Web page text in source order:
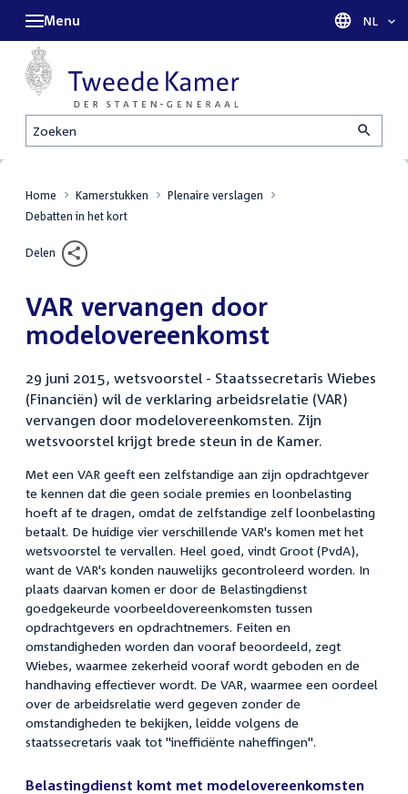
Zoeken
Menu Taal
NL
Home Kamerstukken
Plenaire verslagen
Debatten in het kort
Delen
VAR vervangen door
modelovereenkomst
29 juni 2015, wetsvoorstel - Staatssecretaris Wiebes
(Financiën) wil de verklaring arbeidsrelatie (VAR)
vervangen door modelovereenkomsten. Zijn
wetsvoorstel krijgt brede steun in de Kamer.
Met een VAR geeft een zelfstandige aan zijn opdrachtgever
te kennen dat die geen sociale premies en loonbelasting
hoeft af te dragen, omdat de zelfstandige zelf loonbelasting
betaalt. De huidige vier verschillende VAR's komen met het
wetsvoorstel te vervallen. Heel goed, vindt Groot (PvdA),
want de VAR's konden nauwelijks gecontroleerd worden. In
plaats daarvan komen er door de Belastingdienst
goedgekeurde voorbeeldovereenkomsten tussen
opdrachtgevers en opdrachtnemers. Feiten en
omstandigheden worden dan vooraf beoordeeld, zegt
Wiebes, waarmee zekerheid vooraf wordt geboden en de
handhaving effectiever wordt. De VAR, waarmee een oordeel
over de arbeidsrelatie werd gegeven zonder de
omstandigheden te bekijken, leidde volgens de
staatssecretaris vaak tot "inefficiënte naheffingen".
Belastingdienst komt met modelovereenkomsten